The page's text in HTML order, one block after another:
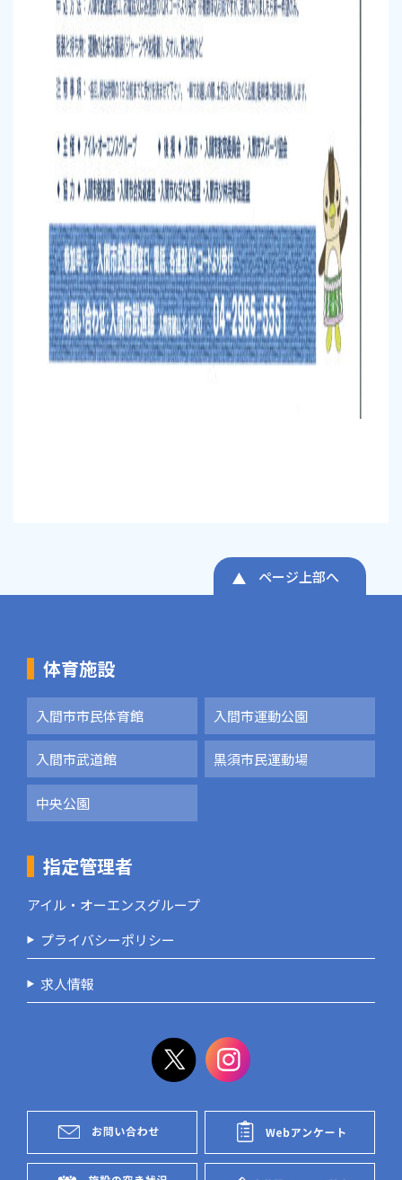
ページ上部へ
体育施設
入間市市民体育館 入間市運動公園
入間市武道館 黒須市民運動場
中央公園
指定管理者
アイル・オーエンスグループ
プライバシーポリシー
求人情報